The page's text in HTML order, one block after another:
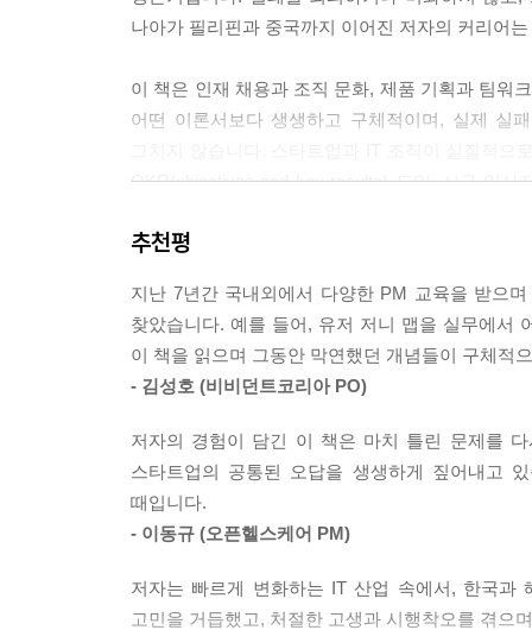
하는 매우 중요한 작업이라고 할 수 있다.
--- pp.168-169
최근에는 기획자에게 중요한 역량은 데이터라면
기획은 사람들이 겪는 문제나 불편을 IT 기술을
게임의 레이드 시스템은 기업의 조직문화에도 많
용할 수 없는 조직이나 도입에 실패한 조직에서
부족한 부분인 동기부여나 업무 몰입도를 레이드
--- p.221
나아가 필리핀과 중국까지 이어진 저자의 커리어
이 책은 인재 채용과 조직 문화, 제품 기획과 팀워
어떤 이론서보다 생생하고 구체적이며, 실제 실
OKR(objectives and key results) 도입, 신규 입
다시 시작할 용기를 건네는 책입니다. 지금, 스타
실무자, 구조를 바꾸고 싶은 모두에게 이 책은 강
추천평
지난 7년간 국내외에서 다양한 PM 교육을 받으
찾았습니다. 예를 들어, 유저 저니 맵을 실무에서
이 책을 읽으며 그동안 막연했던 개념들이 구체적
- 김성호 (비비던트코리아 PO)
저자의 경험이 담긴 이 책은 마치 틀린 문제를
스타트업의 공통된 오답을 생생하게 짚어내고
때입니다.
- 이동규 (오픈헬스케어 PM)
저자는 빠르게 변화하는 IT 산업 속에서, 한국과
고민을 거듭했고, 처절한 고생과 시행착오를 겪으